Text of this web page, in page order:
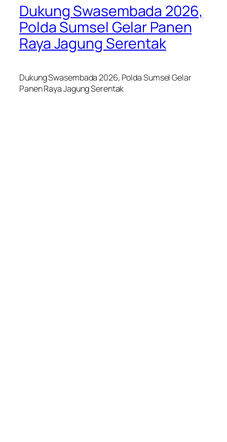
Dukung Swasembada 2026,
Polda Sumsel Gelar Panen
Raya Jagung Serentak
Dukung Swasembada 2026, Polda Sumsel Gelar
Panen Raya Jagung Serentak